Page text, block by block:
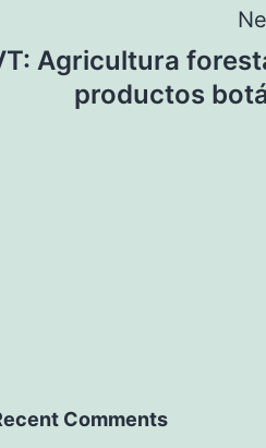
Agricultura
productos
Comments